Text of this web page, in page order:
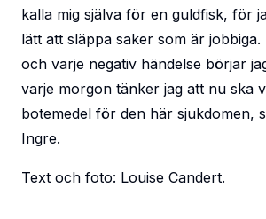
kalla mig själva för en guldfisk, för
lätt att släppa saker som är jobbiga.
och varje negativ händelse börjar
varje morgon tänker jag att nu ska
botemedel för den här sjukdomen,
Ingre.
Text och foto: Louise Candert.